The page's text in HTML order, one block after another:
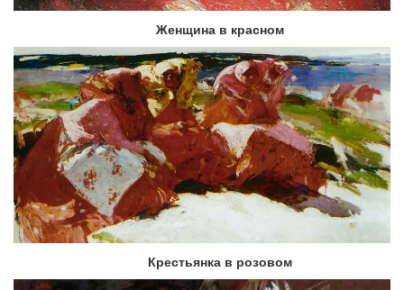
Женщина в красном
Крестьянка в розовом